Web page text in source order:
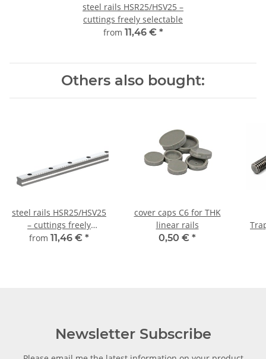
steel rails HSR25/HSV25 –
cuttings freely selectable
from 11,46 € *
Others also bought:
steel rails HSR25/HSV25
– cuttings freely
selectable
from 11,46 € *
cover caps C6 for THK
linear rails
0,50 € *
Newsletter Subscribe